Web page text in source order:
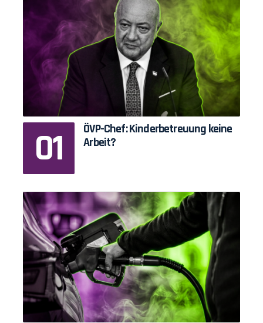
ÖVP-Chef: Kinderbetreuung keine
Arbeit?